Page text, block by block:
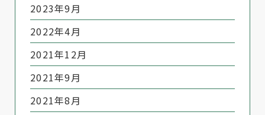
2023年9月
2022年4月
2021年12月
2021年9月
2021年8月